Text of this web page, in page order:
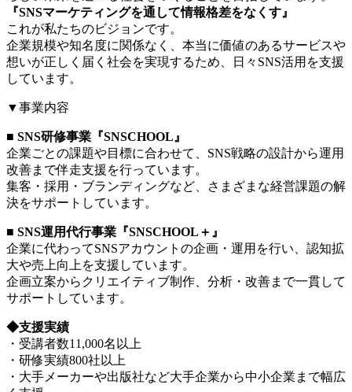
『SNSマーケティングを通して情報格差をなくす』
これが私たちのビジョンです。
企業規模や知名度に関係なく、本当に価値のあるサービスや
想いが正しく届く社会を実現するため、日々SNS活用を支援
しています。
▼事業内容
■ SNS研修事業『SNSCHOOL』
企業ごとの課題や目標に合わせて、SNS戦略の設計から運用
改善まで伴走支援を行っています。
集客・採用・ブランディングなど、さまざまな経営課題の解
決をサポートしています。
■ SNS運用代行事業『SNSCHOOL＋』
企業に代わってSNSアカウントの企画・運用を行い、認知拡
大や売上向上を支援しています。
企画立案からクリエイティブ制作、分析・改善まで一貫して
サポートしています。
◆支援実績
・受講者数11,000名以上
・研修実績800社以上
・大手メーカーや出版社など大手企業から中小企業まで幅広